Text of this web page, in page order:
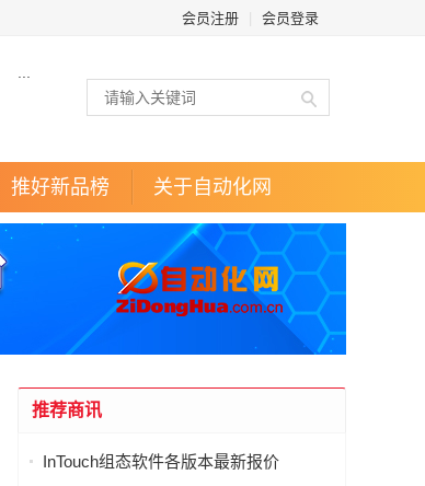
会员注册 会员登录
推好新品榜 关于自动化网
推荐商讯
InTouch组态软件各版本最新报价